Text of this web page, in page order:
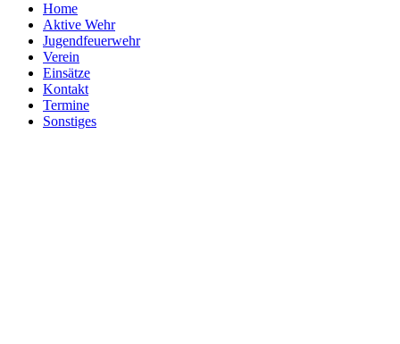
Home
Aktive Wehr
Jugendfeuerwehr
Verein
Einsätze
Kontakt
Termine
Sonstiges